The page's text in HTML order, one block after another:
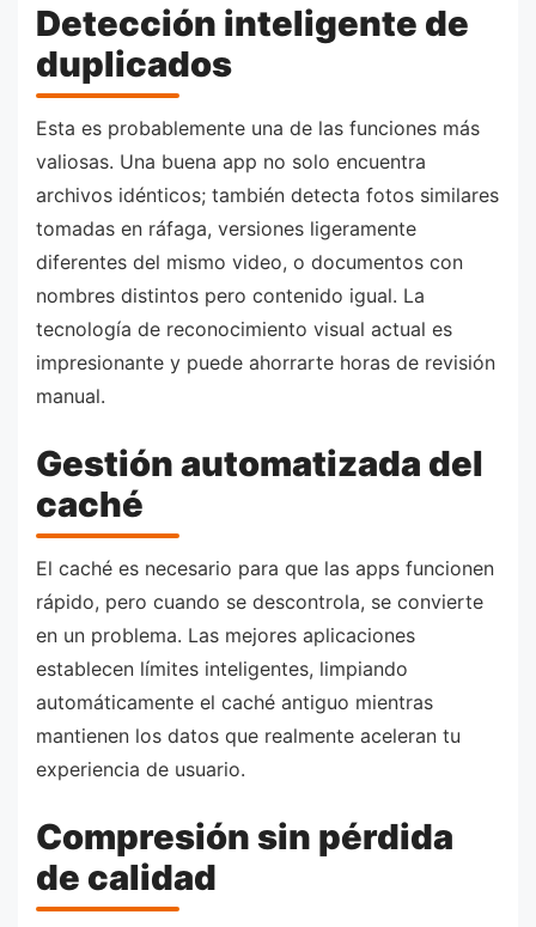
Detección inteligente de
duplicados
Esta es probablemente una de las funciones más
valiosas. Una buena app no solo encuentra
archivos idénticos; también detecta fotos similares
tomadas en ráfaga, versiones ligeramente
diferentes del mismo video, o documentos con
nombres distintos pero contenido igual. La
tecnología de reconocimiento visual actual es
impresionante y puede ahorrarte horas de revisión
manual.
Gestión automatizada del
caché
El caché es necesario para que las apps funcionen
rápido, pero cuando se descontrola, se convierte
en un problema. Las mejores aplicaciones
establecen límites inteligentes, limpiando
automáticamente el caché antiguo mientras
mantienen los datos que realmente aceleran tu
experiencia de usuario.
Compresión sin pérdida
de calidad